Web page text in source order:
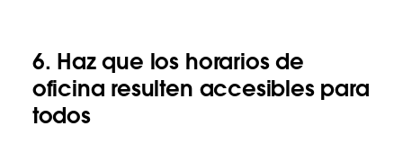
6. Haz que los horarios de
oficina resulten accesibles para
todos